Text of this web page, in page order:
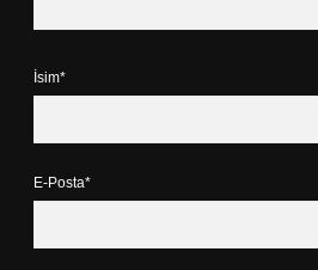
İsim*
E-Posta*